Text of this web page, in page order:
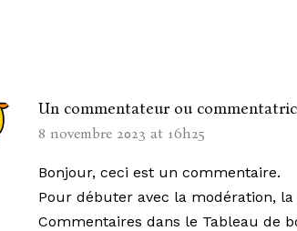
Un commentateur ou
8 novembre 2023 at 16h25
Bonjour, ceci est un commentaire.
Pour débuter avec la modération,
Commentaires dans le Tableau de